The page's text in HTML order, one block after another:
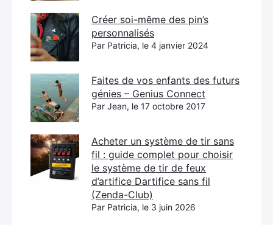
Créer soi-même des pin’s
personnalisés
Par Patricia, le 4 janvier 2024
Faites de vos enfants des futurs
génies – Genius Connect
Par Jean, le 17 octobre 2017
Acheter un système de tir sans
fil : guide complet pour choisir
le système de tir de feux
d’artifice Dartifice sans fil
(Zenda-Club)
Par Patricia, le 3 juin 2026